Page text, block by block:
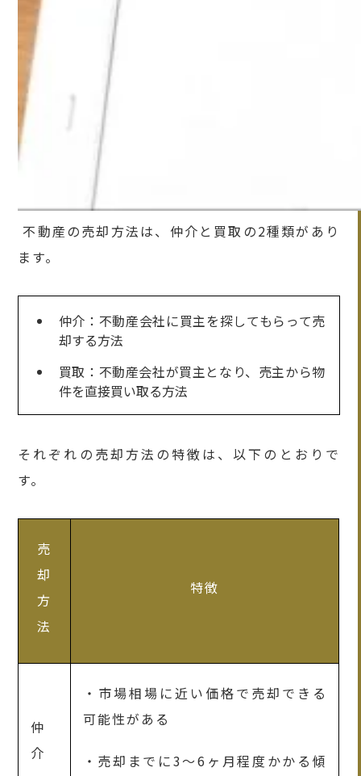
不動産の売却方法は、仲介と買取の2種類があり
ます。
仲介：不動産会社に買主を探してもらって売
却する方法
買取：不動産会社が買主となり、売主から物
件を直接買い取る方法
それぞれの売却方法の特徴は、以下のとおりで
す。
売
却
方
法
特徴
仲
介
・市場相場に近い価格で売却できる
可能性がある
・売却までに3～6ヶ月程度かかる傾